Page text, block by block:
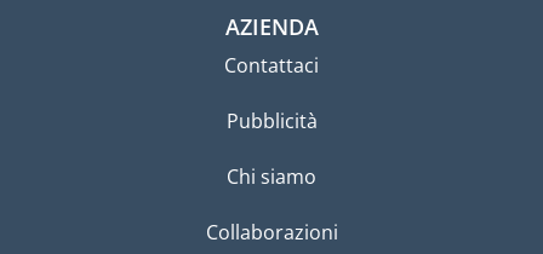
AZIENDA
Contattaci
Pubblicità
Chi siamo
Collaborazioni